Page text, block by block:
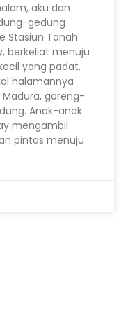
aku dan
gedung
Stasiun Tanah
berkeliat menuju
yang padat,
halamannya
goreng-
Anak-anak
mengambil
pintas menuju